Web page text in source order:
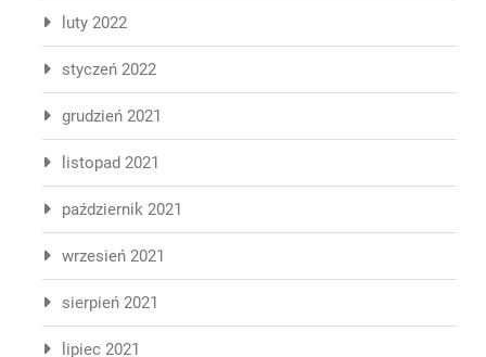
luty 2022
styczeń 2022
grudzień 2021
listopad 2021
październik 2021
wrzesień 2021
sierpień 2021
lipiec 2021